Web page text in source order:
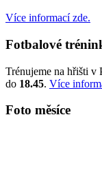
Více informací zde.
Fotbalové
Trénujeme na hřišti v
do 18.45. Více
Foto měsíce